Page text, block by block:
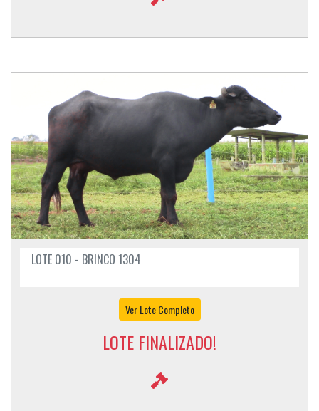
LOTE 010 - BRINCO 1304
Ver Lote Completo
LOTE FINALIZADO!